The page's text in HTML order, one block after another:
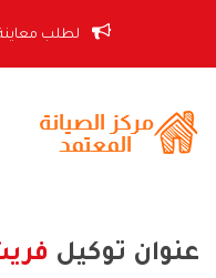
لطلب
عنوان توكيل